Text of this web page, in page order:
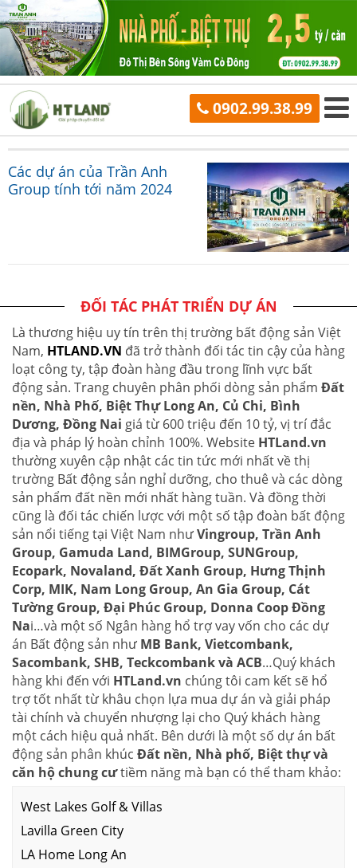
0902.99.38.99
Các dự án của Trần Anh
Group tính tới năm 2024
ĐỐI TÁC PHÁT TRIỂN DỰ ÁN
Là thương hiệu uy tín trên thị trường bất động sản Việt
Nam, HTLAND.VN đã trở thành đối tác tin cậy của hàng
loạt công ty, tập đoàn hàng đầu trong lĩnh vực bất
động sản. Trang chuyên phân phối dòng sản phẩm Đất
nền, Nhà Phố, Biệt Thự Long An, Củ Chi, Bình
Dương, Đồng Nai giá từ 600 triệu đến 10 tỷ, vị trí đắc
địa và pháp lý hoàn chỉnh 100%. Website HTLand.vn
thường xuyên cập nhật các tin tức mới nhất về thị
trường Bất động sản nghỉ dưỡng, cho thuê và các dòng
sản phẩm đất nền mới nhất hàng tuần. Và đồng thời
cũng là đối tác chiến lược với một số tập đoàn bất động
sản nổi tiếng tại Việt Nam nhưVingroup, Trần Anh
Group, Gamuda Land, BIMGroup, SUNGroup,
Ecopark, Novaland, Đất Xanh Group, Hưng Thịnh
Corp, MIK, Nam Long Group, An Gia Group, Cát
Tường Group, Đại Phúc Group, Donna Coop Đồng
Nai…và một số Ngân hàng hổ trợ vay vốn cho các dự
án Bất động sản như MB Bank, Vietcombank,
Sacombank, SHB, Teckcombank và ACB…Quý khách
hàng khi đến với HTLand.vn chúng tôi cam kết sẽ hổ
trợ tốt nhất từ khâu chọn lựa mua dự án và giải pháp
tài chính và chuyển nhượng lại cho Quý khách hàng
một cách hiệu quả nhất. Bên dưới là một số dự án bất
động sản phân khúc Đất nền, Nhà phố, Biệt thự và
căn hộ chung cưtiềm năng mà bạn có thể tham khảo:
West Lakes Golf & Villas
Lavilla Green City
LA Home Long An